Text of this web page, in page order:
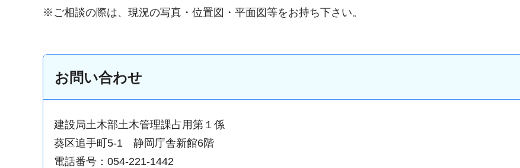
※ご相談の際は、現況の写真・位置図・平面図等をお持ち下さい。
お問い合わせ
建設局土木部土木管理課占用第１係
葵区追手町5-1 静岡庁舎新館6階
電話番号：054-221-1442